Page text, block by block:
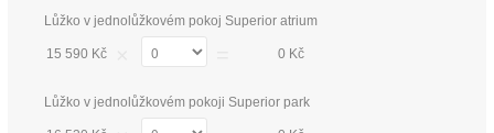
Lůžko v jednolůžkovém pokoj Superior atrium
15 590 Kč 0 Kč
Lůžko v jednolůžkovém pokoji Superior park